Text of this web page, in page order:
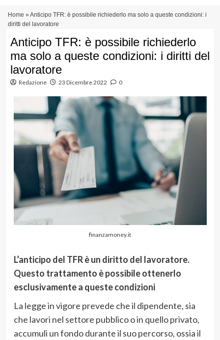
principale
Home » Anticipo TFR: è possibile richiederlo ma solo a queste condizioni: i
diritti del lavoratore
Anticipo TFR: è possibile richiederlo
ma solo a queste condizioni: i diritti del
lavoratore
Redazione 23 Dicembre 2022 0
finanzamoney.it
L’anticipo del TFR è un diritto del lavoratore.
Questo trattamento è possibile ottenerlo
esclusivamente a queste condizioni
La legge in vigore prevede che il dipendente, sia
che lavori nel settore pubblico o in quello privato,
accumuli un fondo durante il suo percorso, ossia il